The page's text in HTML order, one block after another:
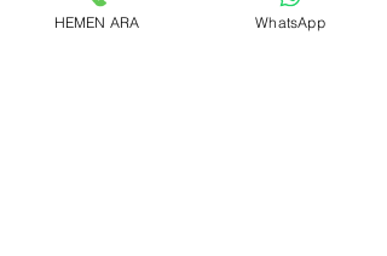
HEMEN ARA WhatsApp